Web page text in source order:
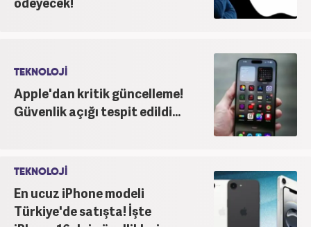
TEKNOLOJİ
Apple'dan kritik güncelleme!
Güvenlik açığı tespit edildi...
TEKNOLOJİ
En ucuz iPhone modeli
Türkiye'de satışta! İşte